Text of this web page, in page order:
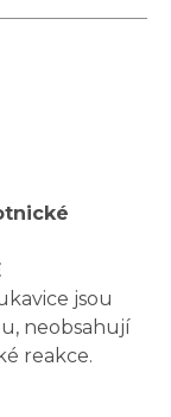
jsou
neobsahují
reakce.